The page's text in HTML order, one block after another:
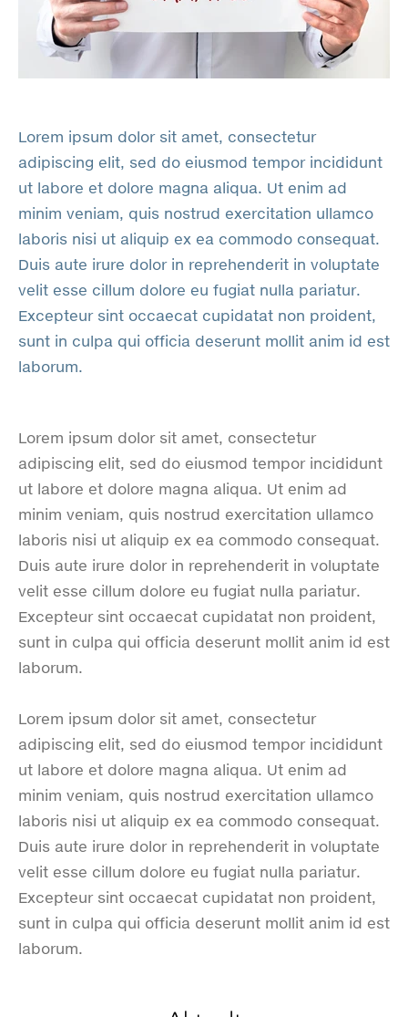
Lorem ipsum dolor sit amet, consectetur
adipiscing elit, sed do eiusmod tempor incididunt
ut labore et dolore magna aliqua. Ut enim ad
minim veniam, quis nostrud exercitation ullamco
laboris nisi ut aliquip ex ea commodo consequat.
Duis aute irure dolor in reprehenderit in voluptate
velit esse cillum dolore eu fugiat nulla pariatur.
Excepteur sint occaecat cupidatat non proident,
sunt in culpa qui officia deserunt mollit anim id est
laborum.
Lorem ipsum dolor sit amet, consectetur
adipiscing elit, sed do eiusmod tempor incididunt
ut labore et dolore magna aliqua. Ut enim ad
minim veniam, quis nostrud exercitation ullamco
laboris nisi ut aliquip ex ea commodo consequat.
Duis aute irure dolor in reprehenderit in voluptate
velit esse cillum dolore eu fugiat nulla pariatur.
Excepteur sint occaecat cupidatat non proident,
sunt in culpa qui officia deserunt mollit anim id est
laborum.
Lorem ipsum dolor sit amet, consectetur
adipiscing elit, sed do eiusmod tempor incididunt
ut labore et dolore magna aliqua. Ut enim ad
minim veniam, quis nostrud exercitation ullamco
laboris nisi ut aliquip ex ea commodo consequat.
Duis aute irure dolor in reprehenderit in voluptate
velit esse cillum dolore eu fugiat nulla pariatur.
Excepteur sint occaecat cupidatat non proident,
sunt in culpa qui officia deserunt mollit anim id est
laborum.